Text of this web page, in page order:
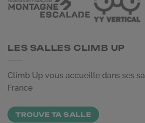
LES SALLES CLIMB UP
Climb Up vous accueille dans ses
France
TROUVE TA SALLE